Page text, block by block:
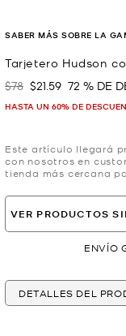
Tarjetero Hudson
Era
$78 Ahora
$21.59 72 % DE
HASTA UN 60% DE
SABER MÁS SOBRE LA
Este artículo llegará
con nosotros en
tienda más cercana
VER PRODUCTOS
ENVÍO
DETALLES DEL